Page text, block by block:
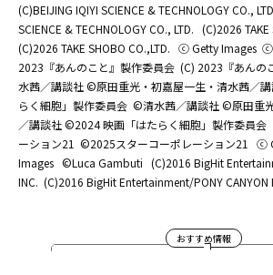
(C)BEIJING IQIYI SCIENCE & TECHNOLOGY CO.,
SCIENCE & TECHNOLOGY CO., LTD. (C)2026 TAKE
(C)2026 TAKE SHOBO CO.,LTD. ⓒ Getty Images ⓒ
2023『あんのこと』製作委員会 (C) 2023『あんの
水茜／講談社 ©原田重光・初嘉屋一生・清水茜／
らく細胞」製作委員会 ©清水茜／講談社 ©原田重
／講談社 ©2024 映画「はたらく細胞」製作委員会
ーション21 ©2025スターコーポレーション21 ⓒ
Images ©Luca Gambuti (C)2016 BigHit
INC. (C)2016 BigHit Entertainment/PONY CANYON
おすすめ情報